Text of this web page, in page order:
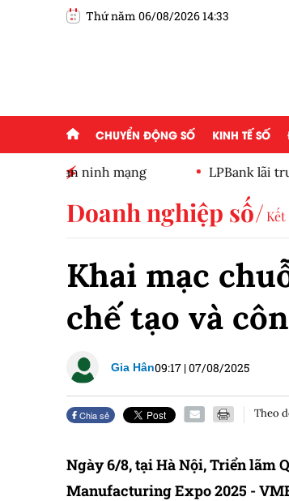
Thứ năm 06/08/2026 14:33
CHUYỂN ĐỘNG SỐ KINH TẾ SỐ
LPBank lãi trước thuế 5.973 tỷ
Doanh nghiệp số
Khai mạc
chế tạo và
Gia Hân09:17 |07/08/2025
Chia sẻ Theo
Ngày 6/8, tại Hà Nội, Triển lãm
Manufacturing Expo 2025 -